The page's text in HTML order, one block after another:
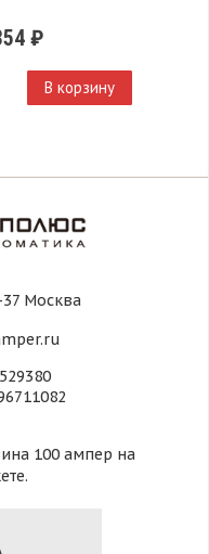
₽
В корзину
37 Москва